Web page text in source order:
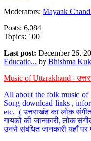
Moderators: Mayank
Posts: 6,084
Topics: 100
Last post: December 26,
Educatio... by Bhishma
Music of Uttarakhand -
All about the folk music of
Song download links ,
etc. ( उत्तराखंड का लोक
गायकों की जानकारी, लोक
उनसे संबंधित जानकारी यहाँ